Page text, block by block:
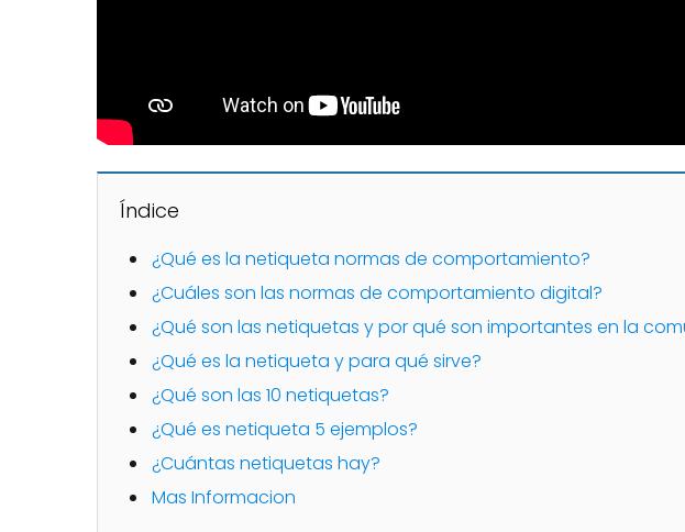
Índice
¿Qué es la netiqueta normas de comportamiento?
¿Cuáles son las normas de comportamiento digital?
¿Qué son las netiquetas y por qué son importantes en la
¿Qué es la netiqueta y para qué sirve?
¿Qué son las 10 netiquetas?
¿Qué es netiqueta 5 ejemplos?
¿Cuántas netiquetas hay?
Mas Informacion